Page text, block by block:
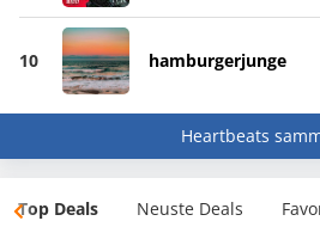
10 hamburgerjunge
Heartbeats
Top Deals Neuste Deals